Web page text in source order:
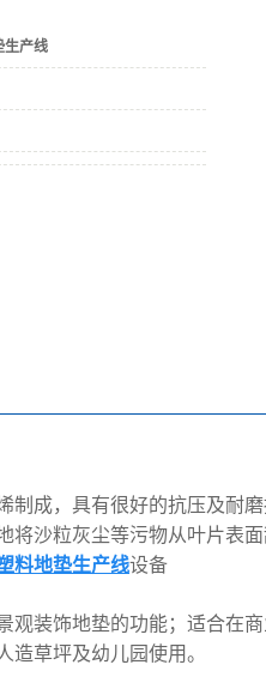
生产线
成，具有很好的抗压及耐
将沙粒灰尘等污物从叶片表
料地垫生产线设备
装饰地垫的功能；适合在
草坪及幼儿园使用。